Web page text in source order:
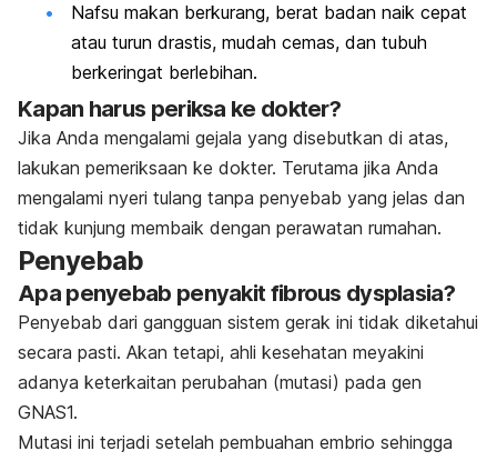
Nafsu makan berkurang, berat badan naik cepat
atau turun drastis, mudah cemas, dan tubuh
berkeringat berlebihan.
Kapan harus periksa ke dokter?
Jika Anda mengalami gejala yang disebutkan di atas,
lakukan pemeriksaan ke dokter. Terutama jika Anda
mengalami nyeri tulang tanpa penyebab yang jelas dan
tidak kunjung membaik dengan perawatan rumahan.
Penyebab
Apa penyebab penyakit fibrous dysplasia?
Penyebab dari gangguan sistem gerak ini tidak diketahui
secara pasti. Akan tetapi, ahli kesehatan meyakini
adanya keterkaitan perubahan (mutasi) pada gen
GNAS1.
Mutasi ini terjadi setelah pembuahan embrio sehingga